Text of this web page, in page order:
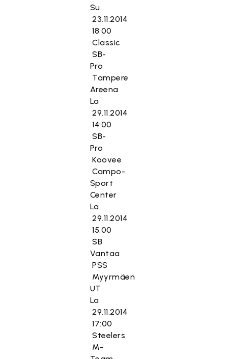
Su
23.11.2014
18:00
Classic
SB-
Pro
Tampere
Areena
La
29.11.2014
14:00
SB-
Pro
Koovee
Campo-
Sport
Center
La
29.11.2014
15:00
SB
Vantaa
PSS
Myyrmäen
UT
La
29.11.2014
17:00
Steelers
M-